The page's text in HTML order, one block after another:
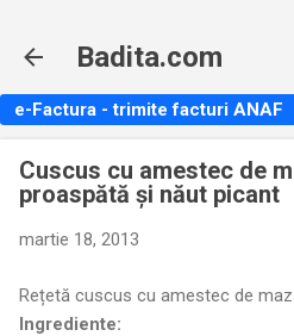
Badita.com
e-Factura - trimite facturi ANAF
Cuscus cu amestec de
proaspătă și năut picant
martie 18, 2013
Rețetă cuscus cu amestec de
Ingrediente: